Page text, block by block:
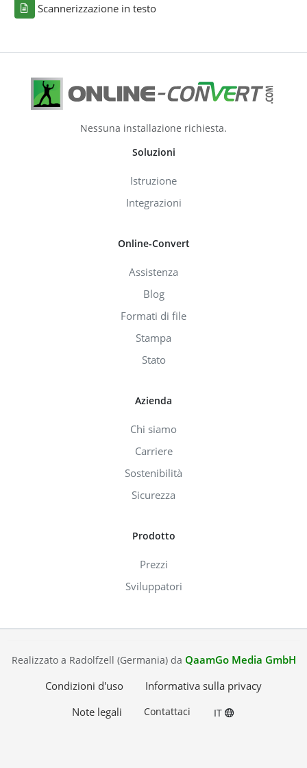
Scannerizzazione in testo
Nessuna installazione richiesta.
Soluzioni
Istruzione
Integrazioni
Online-Convert
Assistenza
Blog
Formati di file
Stampa
Stato
Azienda
Chi siamo
Carriere
Sostenibilità
Sicurezza
Prodotto
Prezzi
Sviluppatori
Realizzato a Radolfzell (Germania) da QaamGo Media GmbH
Condizioni d'uso
Informativa sulla privacy
Note legali
Contattaci IT